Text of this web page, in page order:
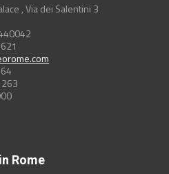
, Via dei Salentini 3
Rome